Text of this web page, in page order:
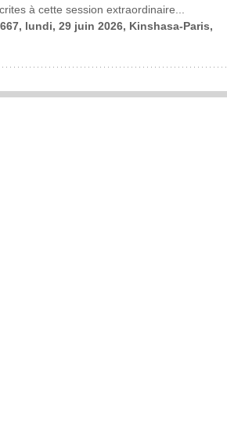
à cette session extraordinaire...
lundi, 29 juin 2026, Kinshasa-Paris,